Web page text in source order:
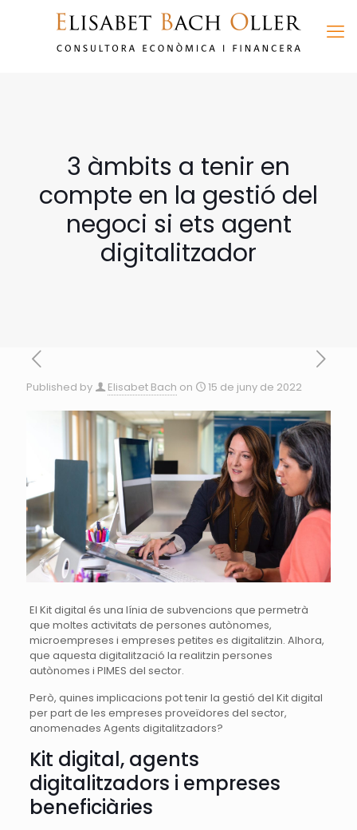
3 àmbits a tenir en
compte en la gestió del
negoci si ets agent
digitalitzador
Published by Elisabet Bach on 15 de juny de 2022
El Kit digital és una línia de subvencions que permetrà
que moltes activitats de persones autònomes,
microempreses i empreses petites es digitalitzin. Alhora,
que aquesta digitalització la realitzin persones
autònomes i PIMES del sector.
Però, quines implicacions pot tenir la gestió del Kit digital
per part de les empreses proveïdores del sector,
anomenades Agents digitalitzadors?
Kit digital, agents
digitalitzadors i empreses
beneficiàries